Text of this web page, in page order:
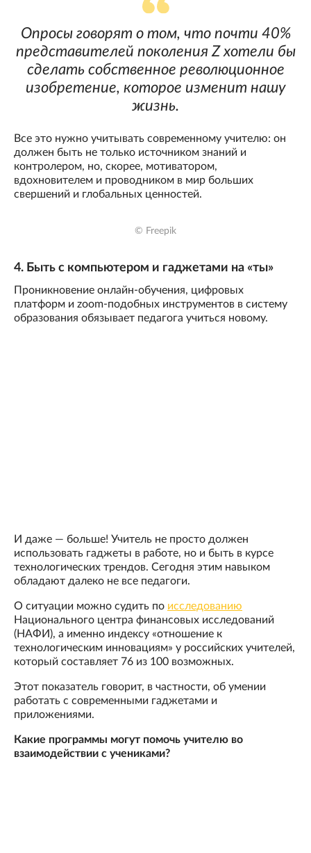
Опросы говорят о том, что почти 40%
представителей поколения Z хотели бы
сделать собственное революционное
изобретение, которое изменит нашу
жизнь.
Все это нужно учитывать современному учителю: он
должен быть не только источником знаний и
контролером, но, скорее, мотиватором,
вдохновителем и проводником в мир больших
свершений и глобальных ценностей.
© Freepik
4. Быть с компьютером и гаджетами на «ты»
Проникновение онлайн-обучения, цифровых
платформ и zoom-подобных инструментов в систему
образования обязывает педагога учиться новому.
И даже — больше! Учитель не просто должен
использовать гаджеты в работе, но и быть в курсе
технологических трендов. Сегодня этим навыком
обладают далеко не все педагоги.
О ситуации можно судить по исследованию
Национального центра финансовых исследований
(НАФИ), а именно индексу «отношение к
технологическим инновациям» у российских учителей,
который составляет 76 из 100 возможных.
Этот показатель говорит, в частности, об умении
работать с современными гаджетами и
приложениями.
Какие программы могут помочь учителю во
взаимодействии с учениками?